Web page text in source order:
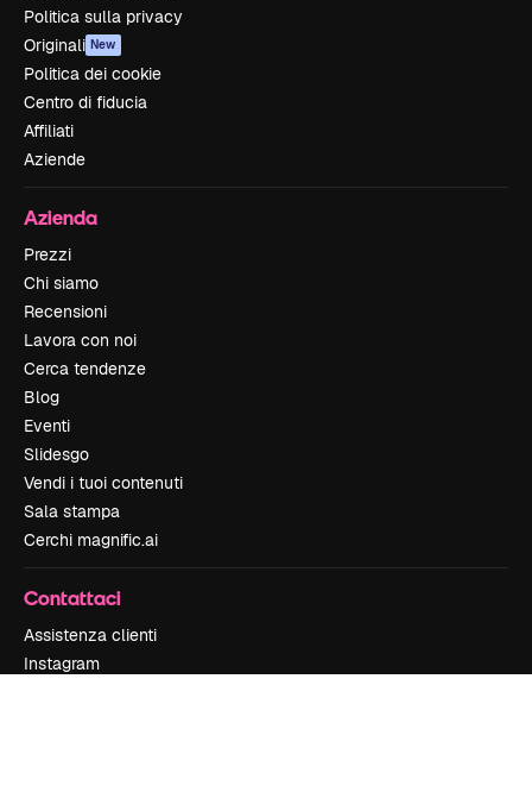
Politica sulla privacy
Originali New
Politica dei cookie
Centro di fiducia
Affiliati
Aziende
Azienda
Prezzi
Chi siamo
Recensioni
Lavora con noi
Cerca tendenze
Blog
Eventi
Slidesgo
Vendi i tuoi contenuti
Sala stampa
Cerchi magnific.ai
Contattaci
Assistenza clienti
Instagram